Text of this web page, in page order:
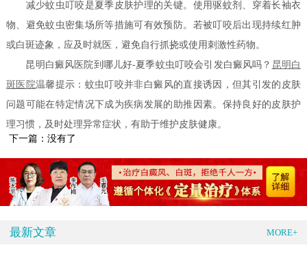
减少蚊虫叮咬是夏季皮肤护理的关键。使用驱蚊剂、穿着长袖衣
物、避免蚊虫密集场所等措施可有效预防。若被叮咬后出现持续红肿
或白斑迹象，应及时就医，避免自行抓挠或使用刺激性药物。
昆明白癜风医院到哪儿好-夏季蚊虫叮咬会引发白癜风吗？ 昆明白
斑医院温馨提示：蚊虫叮咬并非白癜风的直接诱因，但其引发的皮肤
问题可能在特定情况下成为疾病发展的助推因素。保持良好的皮肤护
理习惯，及时处理异常症状，有助于维护皮肤健康。
下一篇：没有了
最新文章 MORE+